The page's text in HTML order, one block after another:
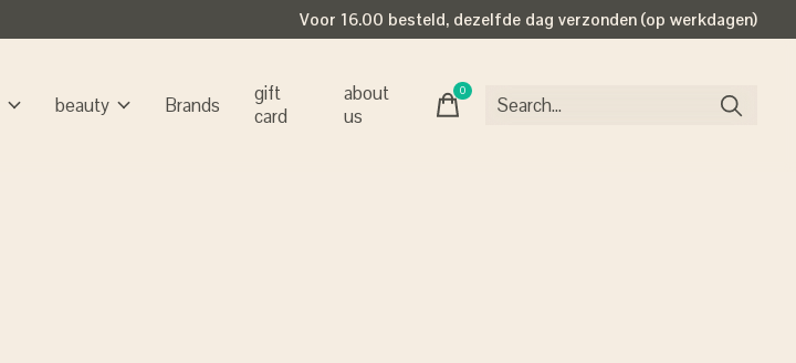
Voor 16.00 besteld, dezelfde dag verzonden (op werkdagen)
beauty Brands
gift
card
about
us
0items